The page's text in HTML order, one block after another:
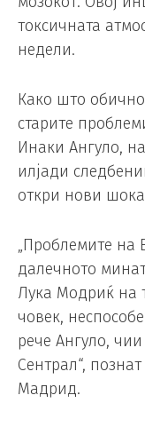
токсичната
недели.
Како што
старите
Инаки Ангуло,
илјади
откри нови
„Проблемите на
далечното
Лука Модриќ на
човек,
рече Ангуло,
Сентрал“,
Мадрид.